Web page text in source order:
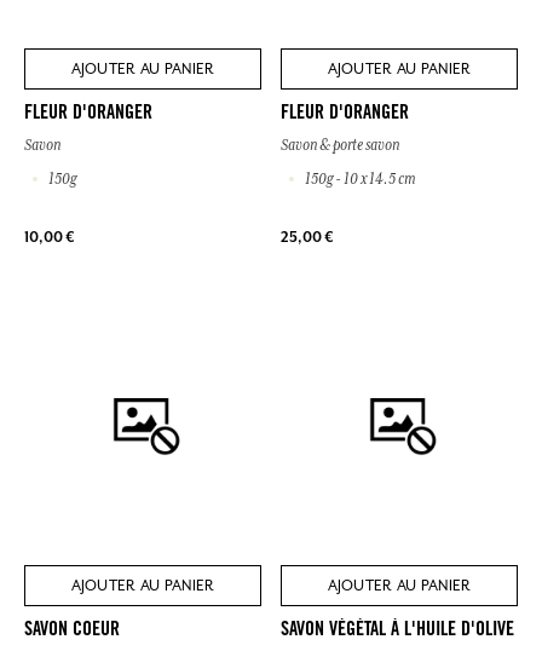
AJOUTER AU PANIER
FLEUR D'ORANGER
Savon
150g
10,00 €
AJOUTER AU PANIER
FLEUR D'ORANGER
Savon & porte savon
150g - 10 x 14.5 cm
25,00 €
AJOUTER AU PANIER
SAVON COEUR
AJOUTER AU PANIER
SAVON VÉGÉTAL À L'HUILE D'OLIVE